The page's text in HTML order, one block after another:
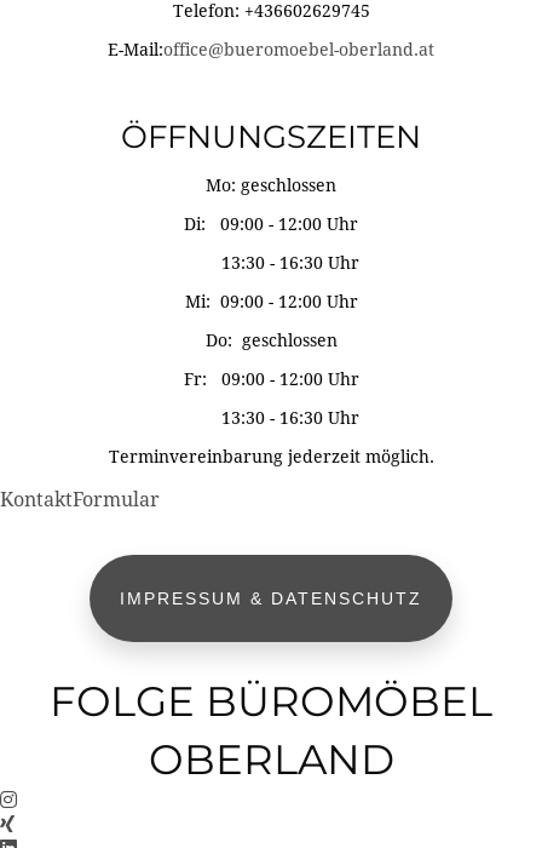
Telefon: +436602629745
E-Mail:office@bueromoebel-oberland.at
ÖFFNUNGSZEITEN
Mo: geschlossen
Di: 09:00 - 12:00 Uhr
13:30 - 16:30 Uhr
Mi: 09:00 - 12:00 Uhr
Do: geschlossen
Fr: 09:00 - 12:00 Uhr
13:30 - 16:30 Uhr
Terminvereinbarung jederzeit möglich.
KontaktFormular
IMPRESSUM & DATENSCHUTZ
FOLGE BÜROMÖBEL
OBERLAND